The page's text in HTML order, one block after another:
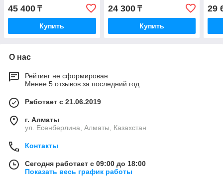
45 400 ₸
Купить
24 300₸
Купить
29
О нас
Рейтинг не сформирован
Менее 5 отзывов за последний год
Работает с 21.06.2019
г. Алматы
ул. Есенберлина, Алматы, Казахстан
Контакты
Сегодня работает с 09:00 до 18:00
Показать весь график работы